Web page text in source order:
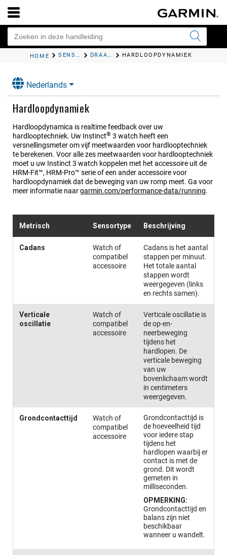
HOME SENSOREN EN ACCESSOIRES DRAADLOZE SENSOREN HARDLOOPDYNAMIEK
Nederlands
Hardloopdynamiek
Hardloopdynamica is realtime feedback over uw
hardlooptechniek. Uw Instinct® 3 watch heeft een
versnellingsmeter om vijf meetwaarden voor hardlooptechniek
te berekenen. Voor alle zes meetwaarden voor hardlooptechniek
moet u uw Instinct 3 watch koppelen met het accessoire uit de
HRM‍-Fit™, HRM-Pro™ serie of een ander accessoire voor
hardloopdynamiek dat de beweging van uw romp meet. Ga voor
meer informatie naargarmin.com/performance-data/running.
Metrisch Sensortype Beschrijving
Cadans
Watch of
compatibel
accessoire
Cadans is het aantal
stappen per minuut.
Het totale aantal
stappen wordt
weergegeven (links
en rechts samen).
Verticale
oscillatie
Watch of
compatibel
accessoire
Verticale oscillatie is
de op-en-
neerbeweging
tijdens het
hardlopen. De
verticale beweging
van uw
bovenlichaam wordt
in centimeters
weergegeven.
Grondcontacttijd
Watch of
compatibel
accessoire
Grondcontacttijd is
de hoeveelheid tijd
voor iedere stap
tijdens het
hardlopen waarbij er
contact is met de
grond. Dit wordt
gemeten in
milliseconden.
OPMERKING:
Grondcontacttijd en
balans zijn niet
beschikbaar
wanneer u wandelt.